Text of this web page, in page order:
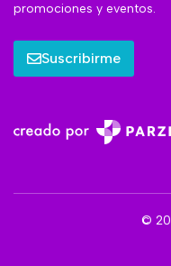
promociones y eventos.
Suscribirme
©